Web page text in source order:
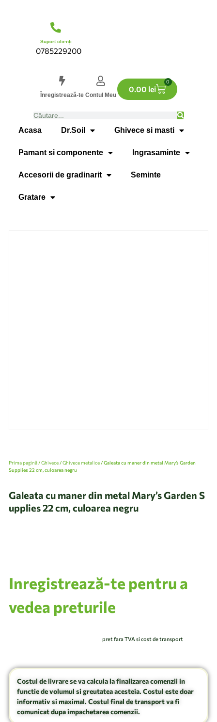
Suport clienți
0785229200
Înregistrează-te Contul Meu
0.00 lei
0
Acasa Dr.Soil Ghivece si masti
Pamant si componente Ingrasaminte
Accesorii de gradinarit Seminte
Gratare
Prima pagină/Ghivece/Ghivece metalice/ Galeata cu maner din metal Mary’s Garden
Supplies 22 cm, culoarea negru
Galeata cu maner din metal Mary’s Garden S
upplies 22 cm, culoarea negru
Inregistrează-te pentru a
vedea preturile
pret fara TVA si cost de transport
Costul de livrare se va calcula la finalizarea comenzii in
functie de volumul si greutatea acesteia. Costul este doar
informativ si maximal. Costul final de transport va fi
comunicat dupa impachetarea comenzii.